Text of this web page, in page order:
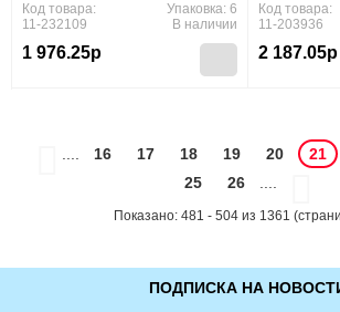
Код товара:
11-232109
1 976.25р
Упаковка: 6
В наличии
Код товара:
11-203936
2 187.05р
16 17 18 19 20 21
25
26
Показано: 481 - 504 из 1361
ПОДПИСКА НА